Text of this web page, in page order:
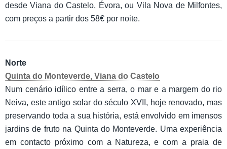
desde Viana do Castelo, Évora, ou Vila Nova de Milfontes,
com preços a partir dos 58€ por noite.
Norte
Quinta do Monteverde, Viana do Castelo
Num cenário idílico entre a serra, o mar e a margem do rio
Neiva, este antigo solar do século XVII, hoje renovado, mas
preservando toda a sua história, está envolvido em imensos
jardins de fruto na Quinta do Monteverde. Uma experiência
em contacto próximo com a Natureza, e com a praia de